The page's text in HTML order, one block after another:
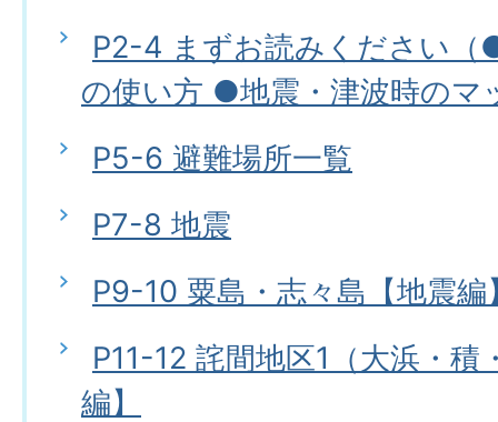
P2-4 まずお読みください（
の使い方 ●地震・津波時のマ
P5-6 避難場所一覧
P7-8 地震
P9-10 粟島・志々島【地震編
P11-12 詫間地区1（大浜・積
編】